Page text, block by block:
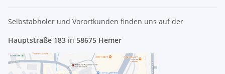
Selbstabholer und Vorortkunden finden uns auf der
Hauptstraße 183 in 58675 Hemer